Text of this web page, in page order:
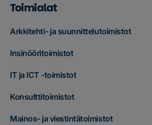
Toimialat
Arkkitehti- ja suunnittelutoimistot
Insinööritoimistot
IT ja ICT -toimistot
Konsulttitoimistot
Mainos- ja viestintätoimistot